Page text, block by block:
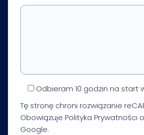
Odbieram 10 godzin na start
Tę stronę chroni rozwiązanie
Obowiązuje Polityka Prywatności
Google.